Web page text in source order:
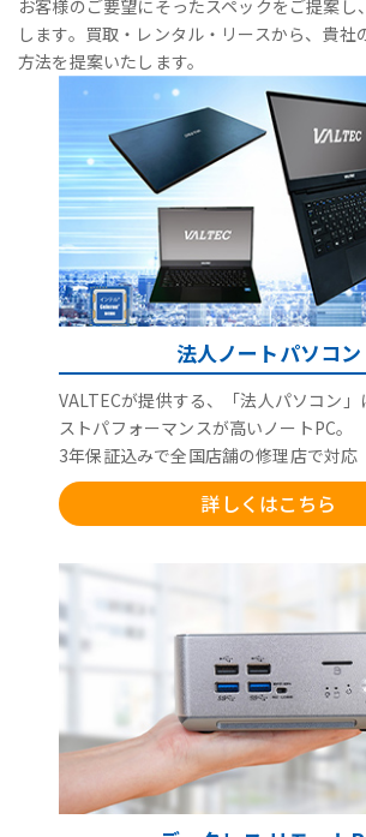
お客様のご要望にそったスペックをご提案し
します。買取・レンタル・リースから、貴社
方法を提案いたします。
法人ノートパソコン
VALTECが提供する、「法人パソコン」
ストパフォーマンスが高いノートPC。
3年保証込みで全国店舗の修理店で対応
詳しくはこちら